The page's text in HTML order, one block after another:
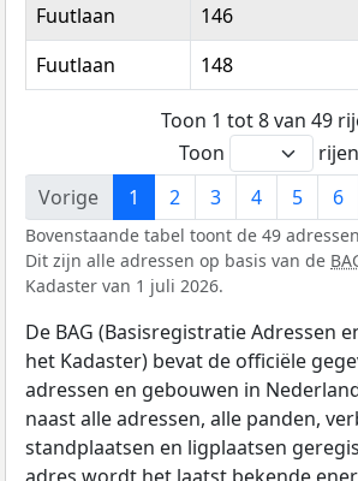
Fuutlaan
146
Fuutlaan
148
Toon 1 tot 8 van 49
Toon
rijen
Vorige
1 2 3 4 5 6
Bovenstaande tabel toont de 49
Dit zijn alle adressen op basis van de
Kadaster van 1 juli 2026.
De BAG (Basisregistratie Adressen
het Kadaster) bevat de officiële
adressen en gebouwen in
naast alle adressen, alle panden,
standplaatsen en ligplaatsen